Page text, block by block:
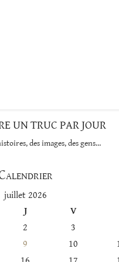
UN TRUC PAR JOUR
des images, des gens…
juillet 2026
J
V
2
3
9 10